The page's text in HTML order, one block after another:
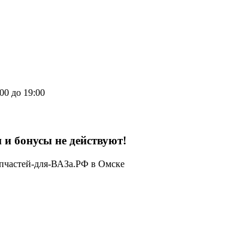
до 19:00
бонусы не действуют!
для-ВАЗа.РФ в Омске